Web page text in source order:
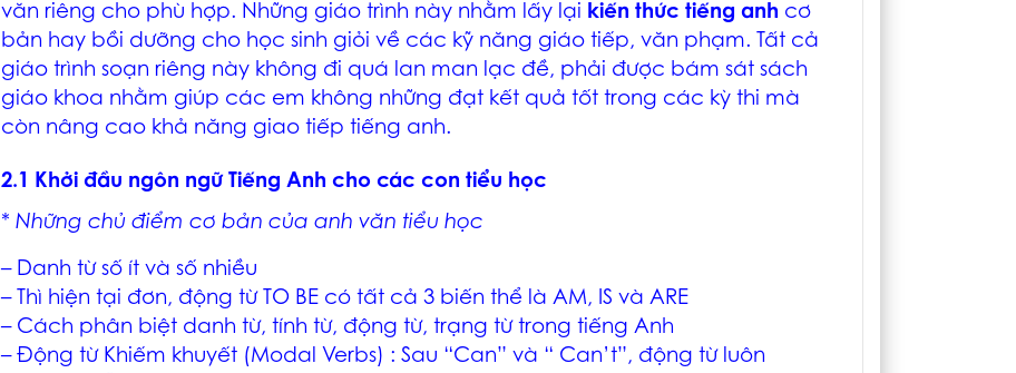
văn riêng cho phù hợp. Những giáo trình này nhằm lấy lại kiến thức tiếng anh cơ
bản hay bồi dưỡng cho học sinh giỏi về các kỹ năng giáo tiếp, văn phạm. Tất cả
giáo trình soạn riêng này không đi quá lan man lạc đề, phải được bám sát sách
giáo khoa nhằm giúp các em không những đạt kết quả tốt trong các kỳ thi mà
còn nâng cao khả năng giao tiếp tiếng anh.
2.1 Khởi đầu ngôn ngữ Tiếng Anh cho các con tiểu học
* Những chủ điểm cơ bản của anh văn tiểu học
– Danh từ số ít và số nhiều
– Thì hiện tại đơn, động từ TO BE có tất cả 3 biến thể là AM, IS và ARE
– Cách phân biệt danh từ, tính từ, động từ, trạng từ trong tiếng Anh
– Động từ Khiếm khuyết (Modal Verbs) : Sau “Can” và “ Can’t”, động từ luôn